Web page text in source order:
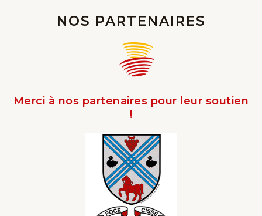
NOS PARTENAIRES
Merci à nos partenaires pour leur soutien
!